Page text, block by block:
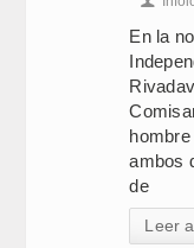
En la
ambos
de
Leer